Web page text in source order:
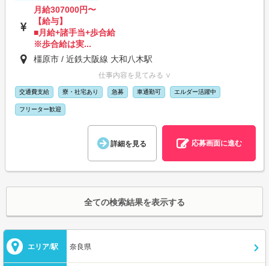
月給307000円〜
【給与】
■月給+諸手当+歩合給
※歩合給は実...
橿原市 / 近鉄大阪線 大和八木駅
仕事内容を見てみる ∨
交通費支給 寮・社宅あり 急募 車通勤可 エルダー活躍中
フリーター歓迎
詳細を見る 応募画面に進む
全ての検索結果を表示する
エリア/駅 奈良県